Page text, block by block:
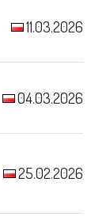
11.03.2026
04.03.2026
25.02.2026